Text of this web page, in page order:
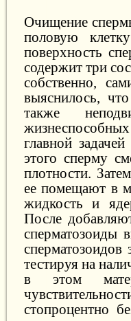
Очищение
половую
поверхность
содержит три
собственно,
выяснилось,
также
главной
этого сперму
плотности.
ее помещают в
жидкость и
После
сперматозоиды
сперматозоидов
тестируя на
в этом
стопроцентно